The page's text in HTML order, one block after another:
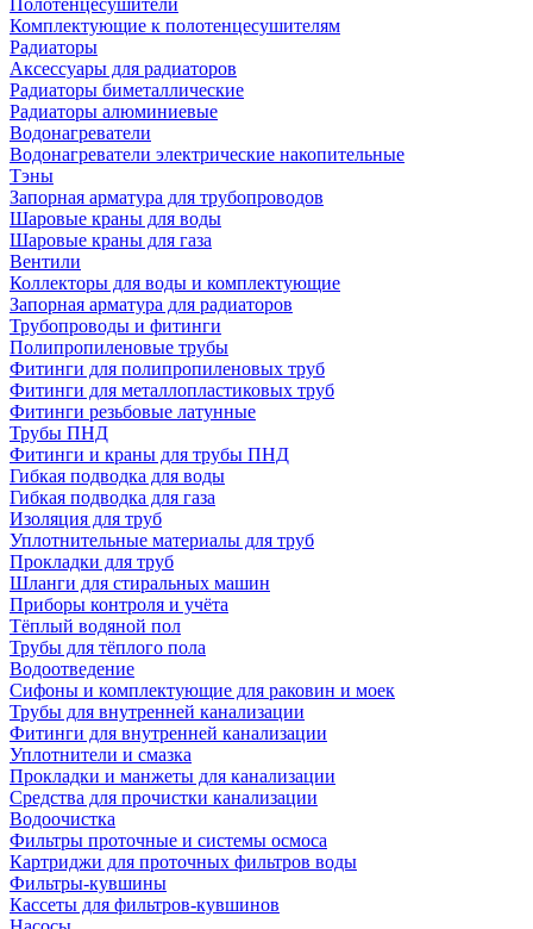
Полотенцесушители
Комплектующие к полотенцесушителям
Радиаторы
Аксессуары для радиаторов
Радиаторы биметаллические
Радиаторы алюминиевые
Водонагреватели
Водонагреватели электрические накопительные
Тэны
Запорная арматура для трубопроводов
Шаровые краны для воды
Шаровые краны для газа
Вентили
Коллекторы для воды и комплектующие
Запорная арматура для радиаторов
Трубопроводы и фитинги
Полипропиленовые трубы
Фитинги для полипропиленовых труб
Фитинги для металлопластиковых труб
Фитинги резьбовые латунные
Трубы ПНД
Фитинги и краны для трубы ПНД
Гибкая подводка для воды
Гибкая подводка для газа
Изоляция для труб
Уплотнительные материалы для труб
Прокладки для труб
Шланги для стиральных машин
Приборы контроля и учёта
Тёплый водяной пол
Трубы для тёплого пола
Водоотведение
Сифоны и комплектующие для раковин и моек
Трубы для внутренней канализации
Фитинги для внутренней канализации
Уплотнители и смазка
Прокладки и манжеты для канализации
Средства для прочистки канализации
Водоочистка
Фильтры проточные и системы осмоса
Картриджи для проточных фильтров воды
Фильтры-кувшины
Кассеты для фильтров-кувшинов